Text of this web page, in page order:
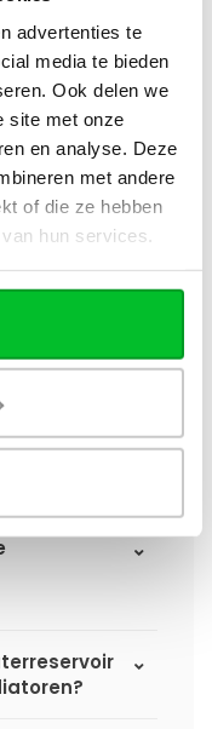
advertenties te
media te bieden
Ook delen we
site met onze
en analyse. Deze
met andere
of die ze hebben
hun services.
van een
van
°C)?